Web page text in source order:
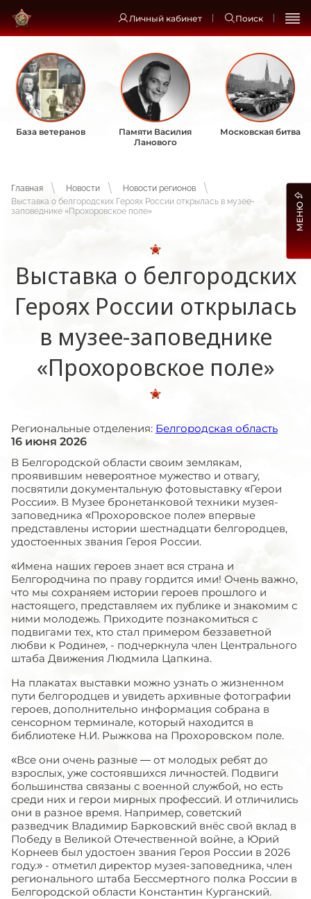
Личный кабинет Поиск
База ветеранов
Памяти Василия
Ланового
Московская битва
Главная Новости
Новости регионов
Выставка о белгородских Героях России открылась в музее-
заповеднике «Прохоровское поле»
Выставка о белгородских
Героях России открылась
в музее-заповеднике
«Прохоровское поле»
Региональные отделения: Белгородская область
16 июня 2026
В Белгородской области своим землякам,
проявившим невероятное мужество и отвагу,
посвятили документальную фотовыставку «Герои
России». В Музее бронетанковой техники музея-
заповедника «Прохоровское поле» впервые
представлены истории шестнадцати белгородцев,
удостоенных звания Героя России.
«Имена наших героев знает вся страна и
Белгородчина по праву гордится ими! Очень важно,
что мы сохраняем истории героев прошлого и
настоящего, представляем их публике и знакомим с
ними молодежь. Приходите познакомиться с
подвигами тех, кто стал примером беззаветной
любви к Родине», - подчеркнула член Центрального
штаба Движения Людмила Цапкина.
На плакатах выставки можно узнать о жизненном
пути белгородцев и увидеть архивные фотографии
героев, дополнительно информация собрана в
сенсорном терминале, который находится в
библиотеке Н.И. Рыжкова на Прохоровском поле.
«Все они очень разные — от молодых ребят до
взрослых, уже состоявшихся личностей. Подвиги
большинства связаны с военной службой, но есть
среди них и герои мирных профессий. И отличились
они в разное время. Например, советский
разведчик Владимир Барковский внёс свой вклад в
Победу в Великой Отечественной войне, а Юрий
Корнеев был удостоен звания Героя России в 2026
году.» - отметил директор музея-заповедника, член
регионального штаба Бессмертного полка России в
Белгородской области Константин Курганский.
МЕНЮ